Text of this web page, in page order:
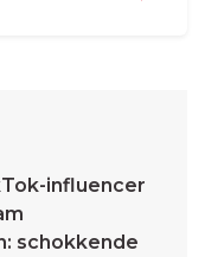
influencer
schokkende